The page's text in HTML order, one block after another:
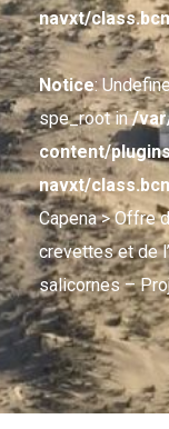
navxt/
Notice:
spe_root in/
content/
navxt/
Capena> Offre
crevettes et de
salicornes –